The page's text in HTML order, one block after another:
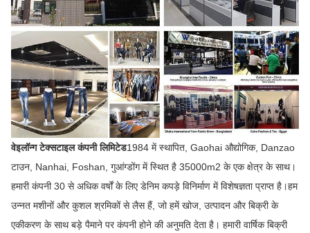
वेइलॉन्ग टेक्सटाइल कंपनी लिमिटेड1984 में स्थापित, Gaohai औद्योगिक, Danzao
टाउन, Nanhai, Foshan, गुआंग्डोंग में स्थित है 35000m2 के एक क्षेत्र के साथ।
हमारी कंपनी 30 से अधिक वर्षों के लिए डेनिम कपड़े विनिर्माण में विशेषज्ञता प्राप्त है।हम
उन्नत मशीनों और कुशल श्रमिकों से लैस हैं, जो हमें खोज, उत्पादन और बिक्री के
एकीकरण के साथ बड़े पैमाने पर कंपनी होने की अनुमति देता है। हमारी वार्षिक बिक्री